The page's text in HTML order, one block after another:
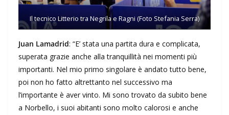
Il tecnico Litterio tra Negrila e Ragni (Foto Stefania Serra)
Juan Lamadrid: “E’ stata una partita dura e complicata,
superata grazie anche alla tranquillità nei momenti più
importanti. Nel mio primo singolare è andato tutto bene,
poi non ho fatto altrettanto nel successivo ma
l’importante è aver vinto. Mi sono trovato da subito bene
a Norbello, i suoi abitanti sono molto calorosi e anche